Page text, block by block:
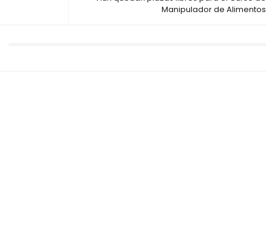
Manipulador de Alimentos